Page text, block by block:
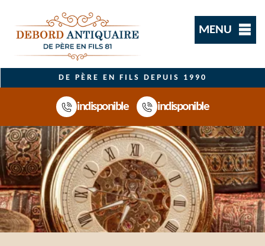
MENU
DE PÈRE EN FILS DEPUIS 1990
indisponible indisponible